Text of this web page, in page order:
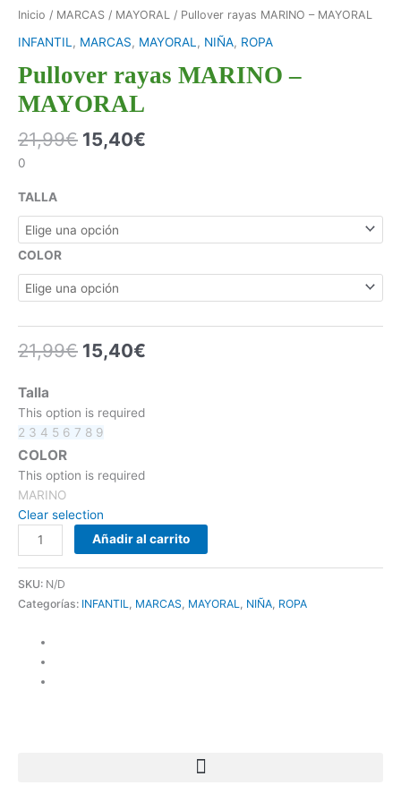
Inicio / MARCAS / MAYORAL / Pullover rayas MARINO – MAYORAL
INFANTIL , MARCAS, MAYORAL , NIÑA, ROPA
Pullover rayas MARINO –
MAYORAL
21,99€ 15,40€
0
TALLA
COLOR
21,99€ 15,40€
Talla
This option is required
2 3 4 5 6 7 8 9
COLOR
This option is required
MARINO
Clear selection
Añadir al carrito
SKU: N/D
Categorías: INFANTIL MARCAS MAYORAL NIÑA ROPA